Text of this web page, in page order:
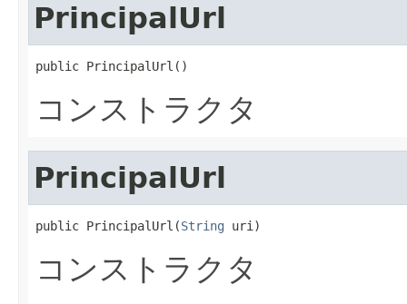
PrincipalUrl
public PrincipalUrl()
コンストラクタ
PrincipalUrl
public PrincipalUrl(String uri)
コンストラクタ